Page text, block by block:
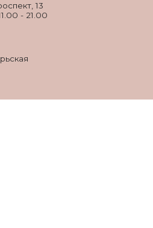
13
- 21.00